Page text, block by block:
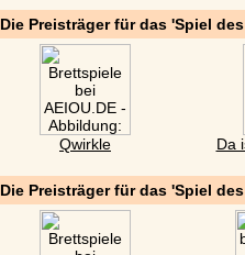
Die Preisträger für das 'Spiel
Qwirkle Da
Die Preisträger für das 'Spiel